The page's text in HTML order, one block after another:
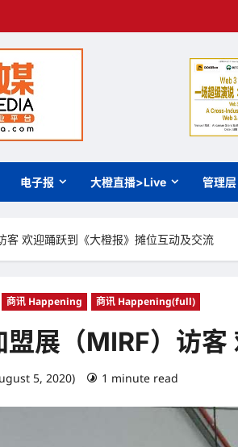
电子报 大橙直播>Live 管理层
客 欢迎踊跃到《大橙报》摊位互动及交流
商讯 Happening 商讯 Happening(full)
展（MIRF）访
5, 2020) 1 minute read